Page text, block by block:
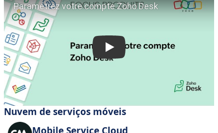
Nuvem de serviços móveis